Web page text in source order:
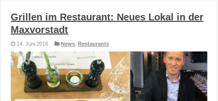
Grillen im Restaurant: Neues Lokal in der
Maxvorstadt
14. Juni 2016 News ,Restaurants